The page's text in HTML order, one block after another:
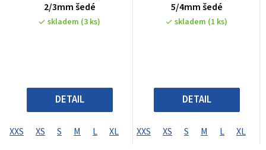
2/3mm šedé
skladem (3 ks)
DETAIL
XXS XS S M L XL
5/4mm šedé
skladem (1 ks)
DETAIL
XXS XS S M L XL